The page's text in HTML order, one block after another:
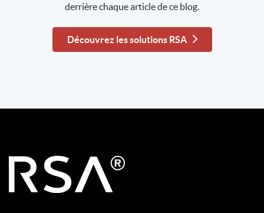
derrière chaque article de ce blog.
Découvrez les solutions RSA